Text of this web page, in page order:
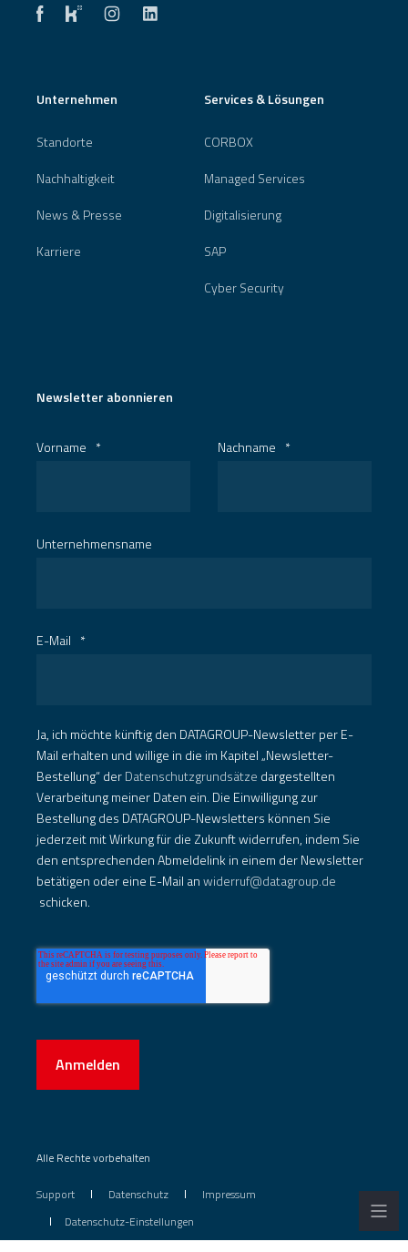
Unternehmen
Standorte
Nachhaltigkeit
News & Presse
Karriere
Services & Lösungen
CORBOX
Managed Services
Digitalisierung
SAP
Cyber Security
Newsletter abonnieren
Vorname * Nachname *
Unternehmensname
E-Mail *
Ja, ich möchte künftig den DATAGROUP-Newsletter per E-
Mail erhalten und willige in die im Kapitel „Newsletter-
Bestellung“ derDatenschutzgrundsätze dargestellten
Verarbeitung meiner Daten ein. Die Einwilligung zur
Bestellung des DATAGROUP-Newsletters können Sie
jederzeit mit Wirkung für die Zukunft widerrufen, indem Sie
den entsprechenden Abmeldelink in einem der Newsletter
betätigen oder eine E-Mail anwiderruf@datagroup.de
schicken.
Anmelden
Alle Rechte vorbehalten
Support Datenschutz
Impressum
Datenschutz-Einstellungen